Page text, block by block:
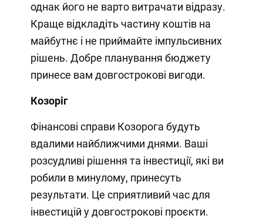
однак його не варто витрачати відразу.
Краще відкладіть частину коштів на
майбутнє і не приймайте імпульсивних
рішень. Добре планування бюджету
принесе вам довгострокові вигоди.
Козоріг
Фінансові справи Козорога будуть
вдалими найближчими днями. Ваші
розсудливі рішення та інвестиції, які ви
робили в минулому, принесуть
результати. Це сприятливий час для
інвестицій у довгострокові проєкти.